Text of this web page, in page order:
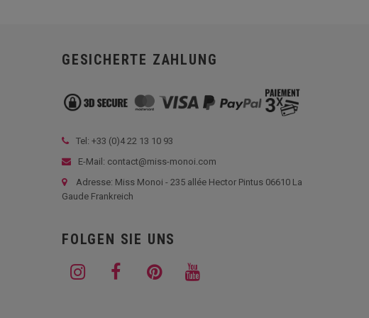
GESICHERTE ZAHLUNG
Tel: +33 (0)4 22 13 10 93
E-Mail: contact@miss-monoi.com
Adresse: Miss Monoi - 235 allée Hector Pintus 06610 La
Gaude Frankreich
FOLGEN SIE UNS